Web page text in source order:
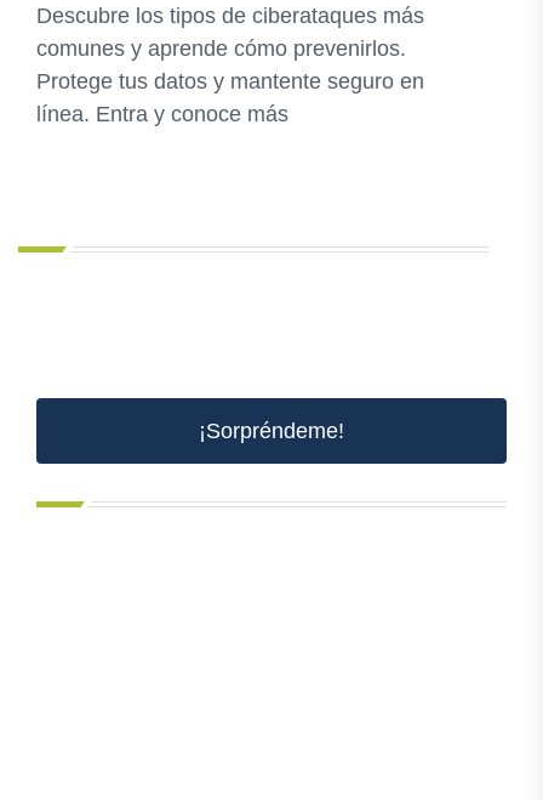
Descubre los tipos de ciberataques más
comunes y aprende cómo prevenirlos.
Protege tus datos y mantente seguro en
línea. Entra y conoce más
¡Sorpréndeme!